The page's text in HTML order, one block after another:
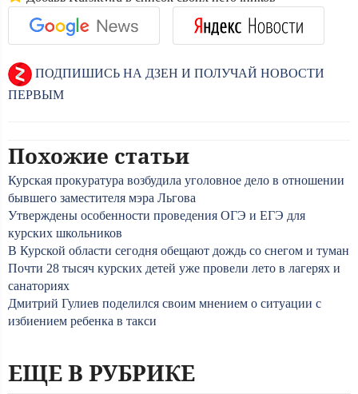
ПОДПИШИСЬ НА ДЗЕН И ПОЛУЧАЙ НОВОСТИ
ПЕРВЫМ
Похожие статьи
Курская прокуратура возбудила уголовное дело в отношении
бывшего заместителя мэра Льгова
Утверждены особенности проведения ОГЭ и ЕГЭ для
курских школьников
В Курской области сегодня обещают дождь со снегом и туман
Почти 28 тысяч курских детей уже провели лето в лагерях и
санаториях
Дмитрий Гулиев поделился своим мнением о ситуации с
избиением ребенка в такси
ЕЩЕ В РУБРИКЕ